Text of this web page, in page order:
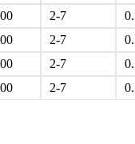
2-7
2-7
2-7
2-7